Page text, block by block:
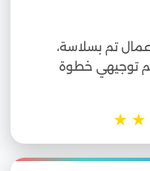
تم بسلاسة،
توجيهي خطوة
★
★